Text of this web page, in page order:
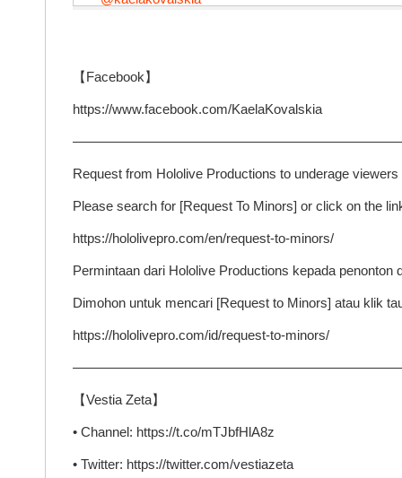
【Facebook】
https://www.facebook.com/KaelaKovalskia
Request from Hololive Productions to underage viewers
Please search for [Request To Minors] or click on the
https://hololivepro.com/en/request-to-minors/
Permintaan dari Hololive Productions kepada penonton
Dimohon untuk mencari [Request to Minors] atau klik
https://hololivepro.com/id/request-to-minors/
【Vestia Zeta】
• Channel: https://t.co/mTJbfHlA8z
• Twitter: https://twitter.com/vestiazeta